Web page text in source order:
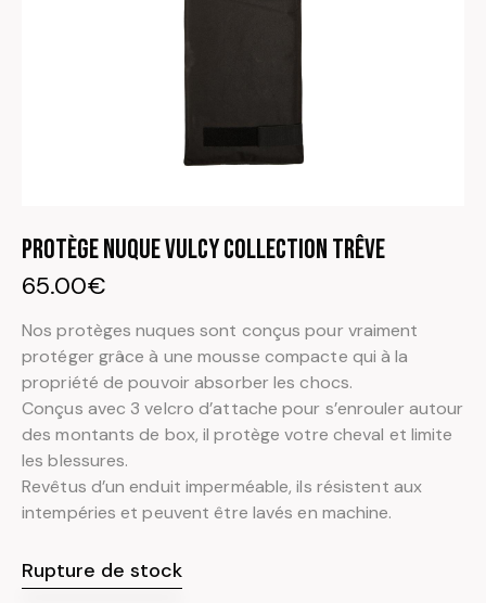
Protège nuque Vulcy Collection Trêve
65.00€
Nos protèges nuques sont conçus pour vraiment
protéger grâce à une mousse compacte qui à la
propriété de pouvoir absorber les chocs.
Conçus avec 3 velcro d’attache pour s’enrouler autour
des montants de box, il protège votre cheval et limite
les blessures.
Revêtus d’un enduit imperméable, ils résistent aux
intempéries et peuvent être lavés en machine.
Rupture de stock